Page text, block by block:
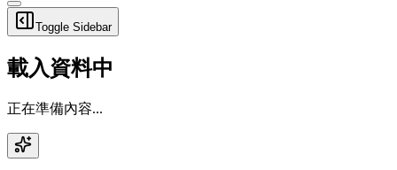
Toggle Sidebar
載入資料中
正在準備內容...